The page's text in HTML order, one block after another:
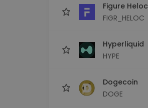
Figure Heloc
FIGR_HELOC
Hyperliquid
HYPE
Dogecoin
DOGE